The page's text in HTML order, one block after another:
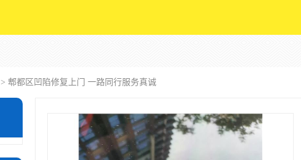
> 郫都区凹陷修复上门 一路同行服务真诚